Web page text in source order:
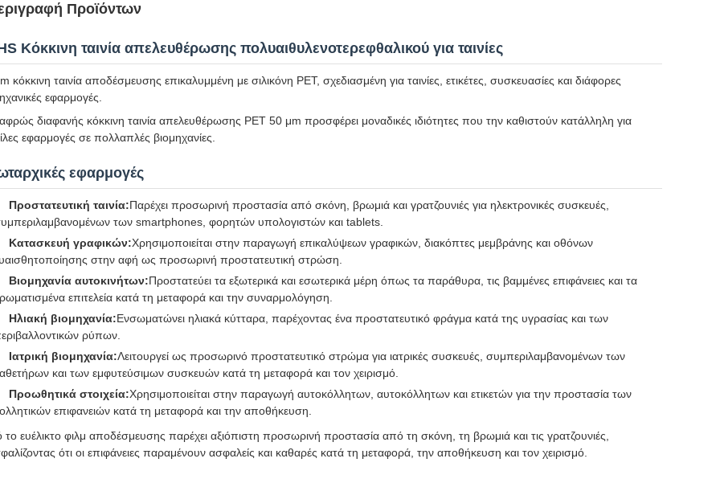
Προϊόντων
Κόκκινη ταινία απελευθέρωσης πολυαιθυλενοτερεφθαλικού για ταινίες
κόκκινη ταινία αποδέσμευσης επικαλυμμένη με σιλικόνη PET, σχεδιασμένη για ταινίες, ετικέτες, συσκευασίες και διάφορες
εφαρμογές.
διαφανής κόκκινη ταινία απελευθέρωσης PET 50 μm προσφέρει μοναδικές ιδιότητες που την καθιστούν κατάλληλη για
εφαρμογές σε πολλαπλές βιομηχανίες.
εφαρμογές
Προστατευτική ταινία:Παρέχει προσωρινή προστασία από σκόνη, βρωμιά και γρατζουνιές για ηλεκτρονικές συσκευές,
των smartphones, φορητών υπολογιστών και tablets.
Κατασκευή γραφικών:Χρησιμοποιείται στην παραγωγή επικαλύψεων γραφικών, διακόπτες μεμβράνης και οθόνων
στην αφή ως προσωρινή προστατευτική στρώση.
Βιομηχανία αυτοκινήτων:Προστατεύει τα εξωτερικά και εσωτερικά μέρη όπως τα παράθυρα, τις βαμμένες επιφάνειες και τα
επιτελεία κατά τη μεταφορά και την συναρμολόγηση.
Ηλιακή βιομηχανία:Ενσωματώνει ηλιακά κύτταρα, παρέχοντας ένα προστατευτικό φράγμα κατά της υγρασίας και των
ρύπων.
Ιατρική βιομηχανία:Λειτουργεί ως προσωρινό προστατευτικό στρώμα για ιατρικές συσκευές, συμπεριλαμβανομένων των
και των εμφυτεύσιμων συσκευών κατά τη μεταφορά και τον χειρισμό.
Προωθητικά στοιχεία:Χρησιμοποιείται στην παραγωγή αυτοκόλλητων, αυτοκόλλητων και ετικετών για την προστασία των
επιφανειών κατά τη μεταφορά και την αποθήκευση.
το ευέλικτο φιλμ αποδέσμευσης παρέχει αξιόπιστη προσωρινή προστασία από τη σκόνη, τη βρωμιά και τις γρατζουνιές,
ότι οι επιφάνειες παραμένουν ασφαλείς και καθαρές κατά τη μεταφορά, την αποθήκευση και τον χειρισμό.